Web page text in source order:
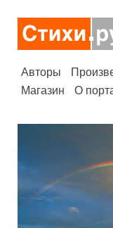
Авторы
Магазин
О